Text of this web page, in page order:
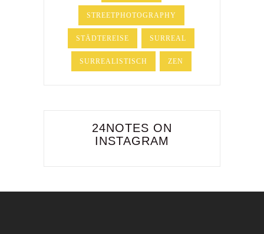
STREETPHOTOGRAPHY
STÄDTEREISE SURREAL
SURREALISTISCH ZEN
24NOTES ON
INSTAGRAM